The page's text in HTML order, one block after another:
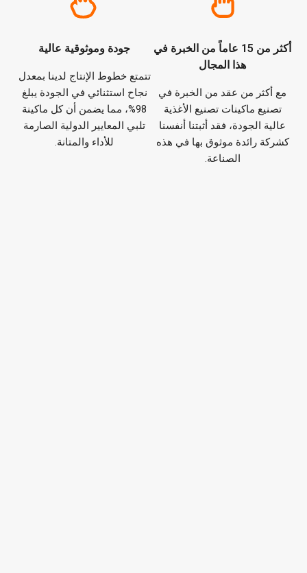
أكثر من 15 عاماً من الخبرة في
هذا المجال
مع أكثر من عقد من الخبرة في
تصنيع ماكينات تصنيع الأغذية
عالية الجودة، فقد أثبتنا أنفسنا
كشركة رائدة موثوق بها في هذه
الصناعة.
جودة وموثوقية عالية
تتمتع خطوط الإنتاج لدينا بمعدل
نجاح استثنائي في الجودة يبلغ
98%، مما يضمن أن كل ماكينة
تلبي المعايير الدولية الصارمة
للأداء والمتانة.